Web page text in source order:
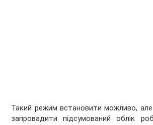
Такий режим встановити можливо, але
запровадити підсумований облік